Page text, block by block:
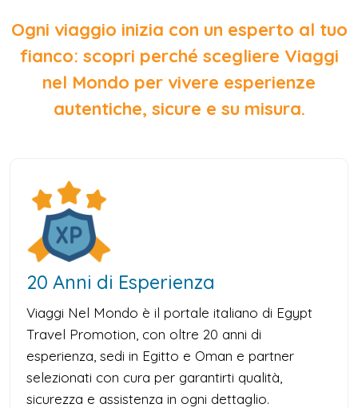
Ogni viaggio inizia con un esperto al tuo
fianco: scopri perché scegliere Viaggi
nel Mondo per vivere esperienze
autentiche, sicure e su misura.
20 Anni di Esperienza
Viaggi Nel Mondo è il portale italiano di Egypt
Travel Promotion, con oltre 20 anni di
esperienza, sedi in Egitto e Oman e partner
selezionati con cura per garantirti qualità,
sicurezza e assistenza in ogni dettaglio.